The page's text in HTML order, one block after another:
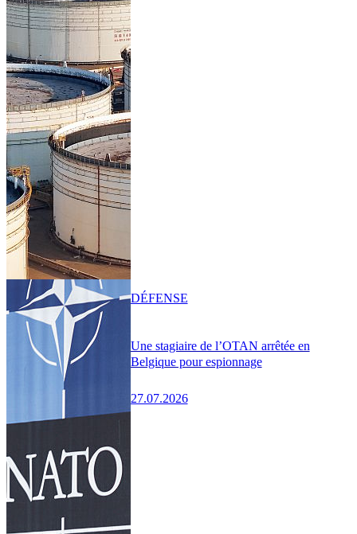
Une stagiaire de l’OTAN arrêtée en
Belgique pour espionnage
27.07.2026
DÉFENSE